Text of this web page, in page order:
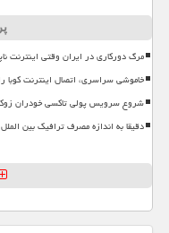
مرگ دورکاری در ایران وقتی اینترنت
خاموشی سراسری، اتصال اینترنت کوبا
شروع سرویس پولی تاکسی خودران
دقیقا به اندازه مصرف ترافیک بین